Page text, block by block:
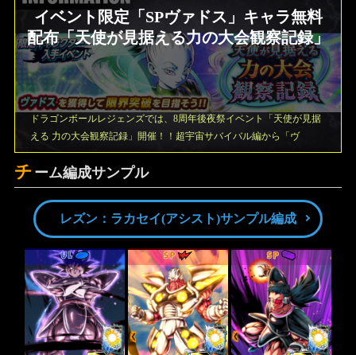
イベント限定「SPヴァドス」キャラ無料
配布「天使が見据える力の大会観察記録」
ドラゴンボールレジェンズでは、8周年後夜祭イベント「天使が見据
える 力の大会観察記録」開催！！超宇宙サバイバル編から「ヴ
チ ーム編成サンプル
レズン：ラカセイ(アシスト)サンプル編成
UL SP SP